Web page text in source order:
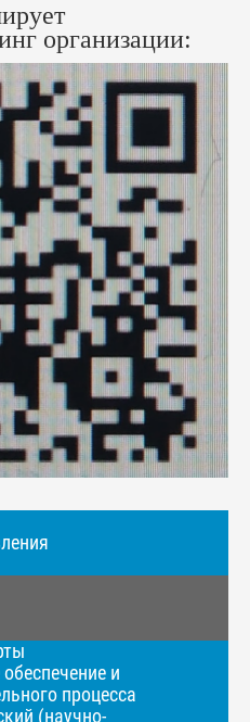
организации:
и
процесса
(научно-